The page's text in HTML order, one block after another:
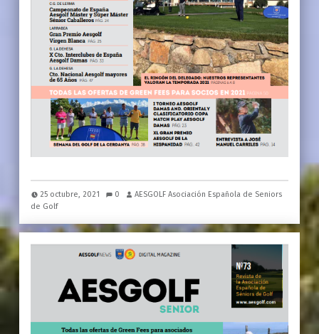
25 octubre, 2021 0
AESGOLF Asociación Española de Seniors
de Golf